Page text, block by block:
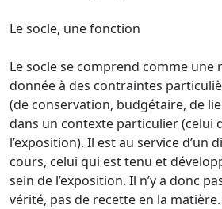
Le socle, une fonction
Le socle se comprend comme une
donnée à des contraintes
(de conservation, budgétaire, de
dans un contexte particulier (celui
l’exposition). Il est au service d’un
cours, celui qui est tenu et
sein de l’exposition. Il n’y a donc
vérité, pas de recette en la matière.